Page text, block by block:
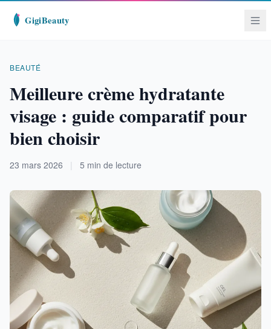
BEAUTÉ
Meilleure crème hydratante
visage : guide comparatif pour
bien choisir
23 mars 2026 | 5 min de lecture